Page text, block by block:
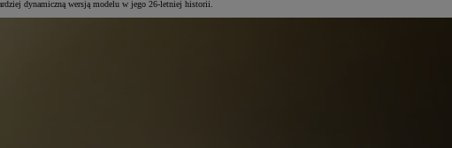
dynamiczną wersją modelu w jego 26-letniej historii.